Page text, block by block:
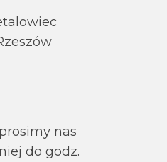
nas
do godz.